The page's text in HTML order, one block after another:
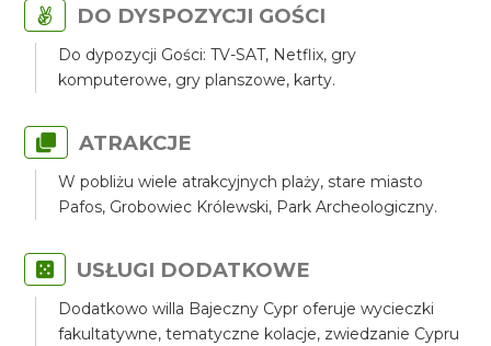
DO DYSPOZYCJI GOŚCI
Do dypozycji Gości: TV-SAT, Netflix, gry
komputerowe, gry planszowe, karty.
ATRAKCJE
W pobliżu wiele atrakcyjnych plaży, stare miasto
Pafos, Grobowiec Królewski, Park Archeologiczny.
USŁUGI DODATKOWE
Dodatkowo willa Bajeczny Cypr oferuje wycieczki
fakultatywne, tematyczne kolacje, zwiedzanie Cypru